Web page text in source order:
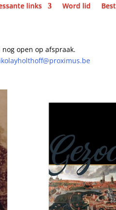
links Word lid
open op afspraak.